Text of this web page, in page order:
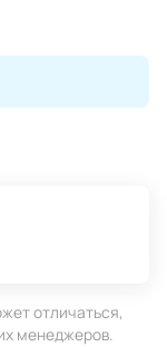
отличаться,
менеджеров.